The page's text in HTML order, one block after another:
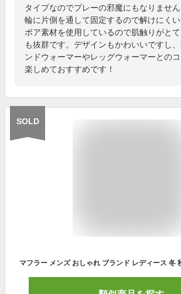
タイプなのでプレーの邪魔にもなりませ
輪に片側を通して固定するので解けにく
ボア素材を使用しているので肌触りがと
も抜群です。デザインもかわいいですし
ンドウォーマーやレッグウォーマーとの
楽しめておすすめです！
SOLD